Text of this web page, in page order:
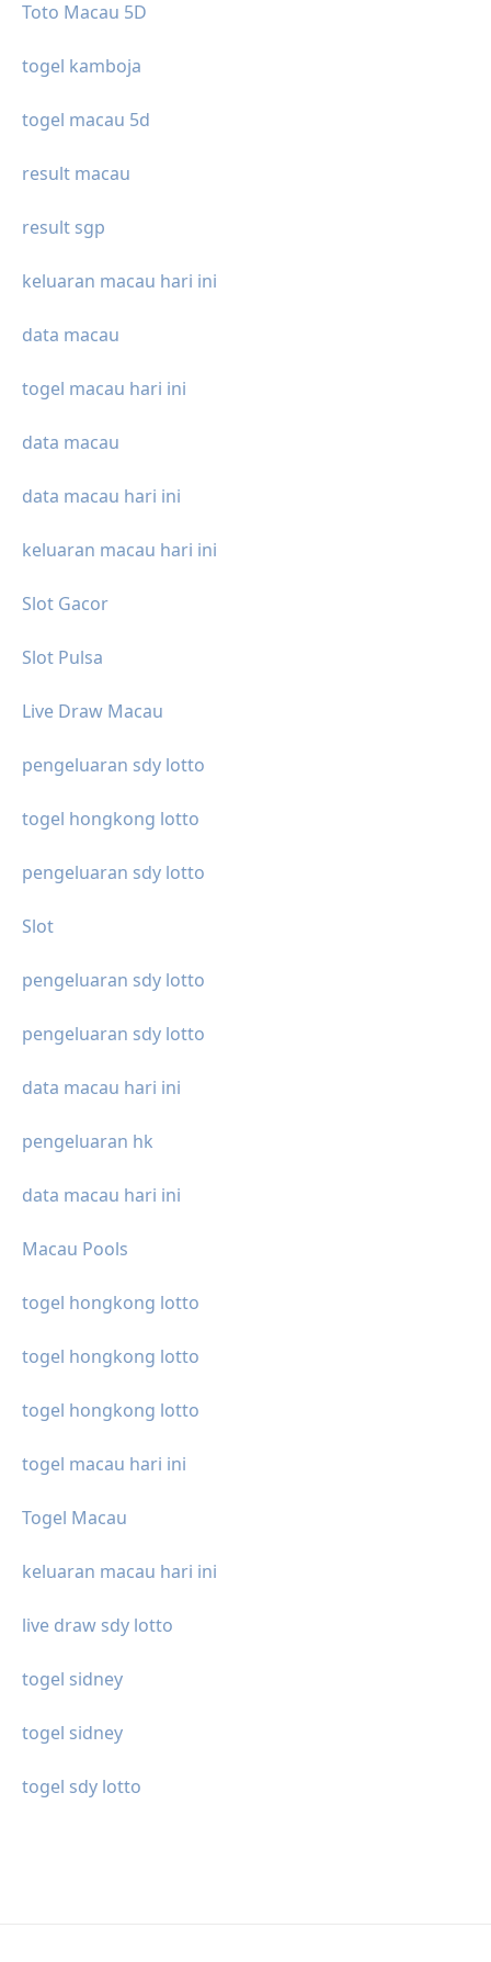
Toto Macau 5D
togel kamboja
togel macau 5d
result macau
result sgp
keluaran macau hari ini
data macau
togel macau hari ini
data macau
data macau hari ini
keluaran macau hari ini
Slot Gacor
Slot Pulsa
Live Draw Macau
pengeluaran sdy lotto
togel hongkong lotto
pengeluaran sdy lotto
Slot
pengeluaran sdy lotto
pengeluaran sdy lotto
data macau hari ini
pengeluaran hk
data macau hari ini
Macau Pools
togel hongkong lotto
togel hongkong lotto
togel hongkong lotto
togel macau hari ini
Togel Macau
keluaran macau hari ini
live draw sdy lotto
togel sidney
togel sidney
togel sdy lotto